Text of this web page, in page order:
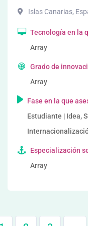
Islas Canarias,
Tecnología en la
Array
Grado de
Array
Fase en la que
Estudiante | Idea,
Especialización
Array